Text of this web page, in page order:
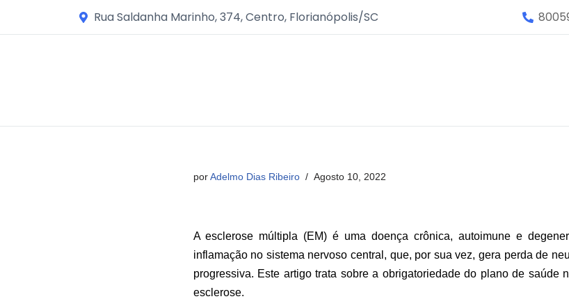
Avançar
Rua Saldanha Marinho, 374, Centro, Florianópolis/SC
porAdelmo Dias Ribeiro Agosto 10, 2022
A esclerose múltipla (EM) é uma doença crônica, autoimune e
inflamação no sistema nervoso central, que, por sua vez, gera perda de
progressiva. Este artigo trata sobre a obrigatoriedade do plano de saúde
esclerose.